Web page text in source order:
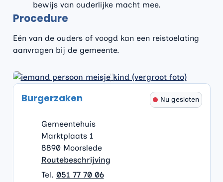
bewijs van ouderlijke macht mee.
Procedure
Eén van de ouders of voogd kan een reistoelating
aanvragen bij de gemeente.
Contact
Burgerzaken Nu gesloten
AdresGemeentehuis
Marktplaats 1
,8890 Moorslede
Routebeschrijving
051 77 70 06